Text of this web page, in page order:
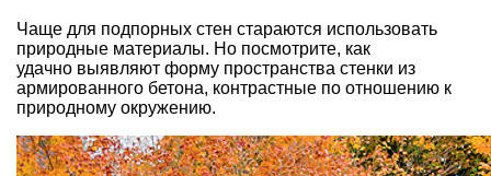
Чаще для подпорных стен стараются использовать
природные материалы. Но посмотрите, как
удачно выявляют форму пространства стенки из
армированного бетона, контрастные по отношению к
природному окружению.